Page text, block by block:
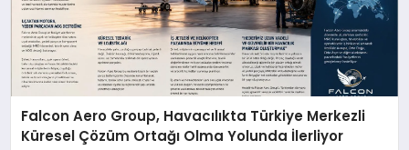
Falcon Aero Group, Havacılıkta Türkiye Merkezli
Küresel Çözüm Ortağı Olma Yolunda İlerliyor